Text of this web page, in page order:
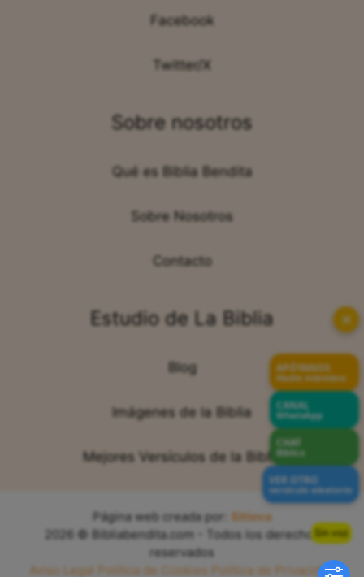
Sin voz
Facebook
Twitter/X
Sobre nosotros
Qué es Biblia Bendita
Sobre Nosotros
Contacto
Estudio de La Biblia
Blog
Imágenes de la Biblia
Mejores Versículos de la Biblia
Página web creada por:
Sitiova
2026 © Bibliabendita.com - Todos los derechos
reservados
Aviso Legal
Política de Cookies Política de Privacidad
✕
APÓYANOS
Hazte miembro
CANAL
WhatsApp
CHAT
Bíblico
VER OTRO
versículo aleatorio